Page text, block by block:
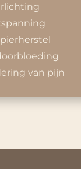
van pijn